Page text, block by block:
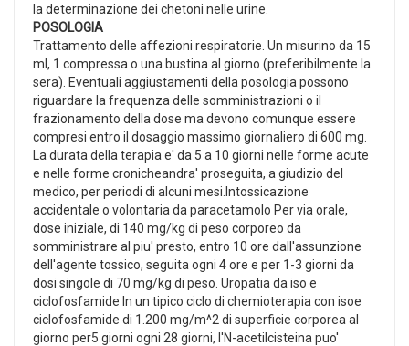
la determinazione dei chetoni nelle urine.
POSOLOGIA
Trattamento delle affezioni respiratorie. Un misurino da 15
ml, 1 compressa o una bustina al giorno (preferibilmente la
sera). Eventuali aggiustamenti della posologia possono
riguardare la frequenza delle somministrazioni o il
frazionamento della dose ma devono comunque essere
compresi entro il dosaggio massimo giornaliero di 600 mg.
La durata della terapia e' da 5 a 10 giorni nelle forme acute
e nelle forme cronicheandra' proseguita, a giudizio del
medico, per periodi di alcuni mesi.Intossicazione
accidentale o volontaria da paracetamolo Per via orale,
dose iniziale, di 140 mg/kg di peso corporeo da
somministrare al piu' presto, entro 10 ore dall'assunzione
dell'agente tossico, seguita ogni 4 ore e per 1-3 giorni da
dosi singole di 70 mg/kg di peso. Uropatia da iso e
ciclofosfamide In un tipico ciclo di chemioterapia con isoe
ciclofosfamide di 1.200 mg/m^2 di superficie corporea al
giorno per5 giorni ogni 28 giorni, l'N-acetilcisteina puo'